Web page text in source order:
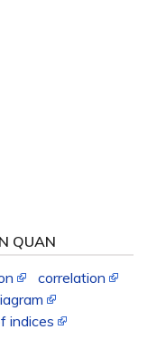
QUAN
correlation
indices